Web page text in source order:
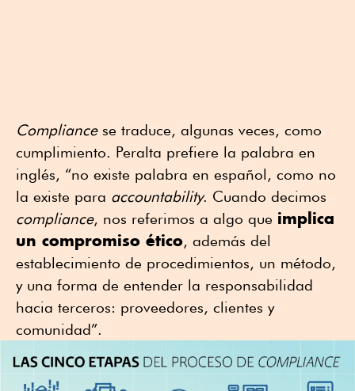
Compliancese traduce, algunas veces, como
cumplimiento. Peralta prefiere la palabra en
inglés, “no existe palabra en español, como no
la existe para accountability. Cuando decimos
compliance, nos referimos a algo que implica
un compromiso ético, además del
establecimiento de procedimientos, un método,
y una forma de entender la responsabilidad
hacia terceros: proveedores, clientes y
comunidad”.